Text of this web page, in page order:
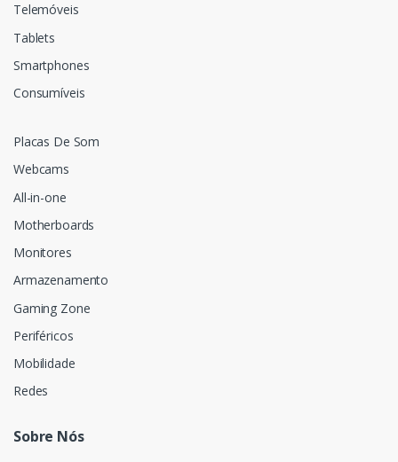
Telemóveis
Tablets
Smartphones
Consumíveis
Placas De Som
Webcams
All-in-one
Motherboards
Monitores
Armazenamento
Gaming Zone
Periféricos
Mobilidade
Redes
Sobre Nós